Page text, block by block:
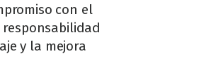
con el
y la mejora